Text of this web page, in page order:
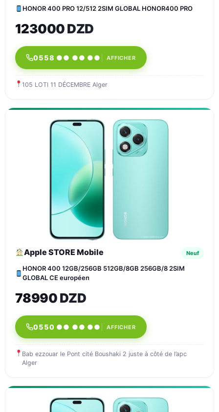
HONOR 400 PRO 12/512 2SIM GLOBAL HONOR400 PRO
123000 DZD
0558 ●● ●● ●● AFFICHER
105 LOTI 11 DÉCEMBRE Alger
Apple STORE Mobile Neuf
HONOR 400 12GB/256GB 512GB/8GB 256GB/8 2SIM
GLOBAL CE européen
78990 DZD
0550 ●● ●● ●● AFFICHER
Bab ezzouar le Pont cité Boushaki 2 juste à côté de l’apc
Alger